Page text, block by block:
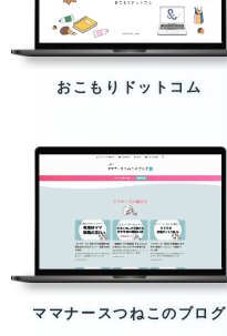
おこもりドットコム
ママナースつねこのブログ